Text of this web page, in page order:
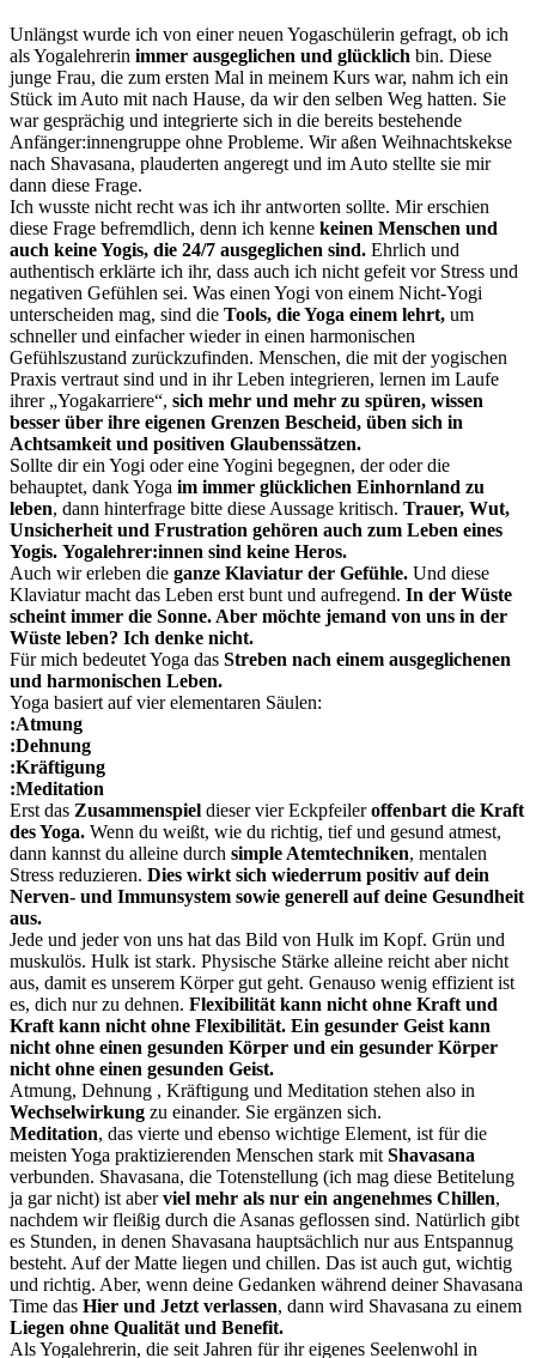
Unlängst wurde ich von einer neuen Yogaschülerin gefragt, ob ich
als Yogalehrerin immer ausgeglichen und glücklich bin. Diese
junge Frau, die zum ersten Mal in meinem Kurs war, nahm ich ein
Stück im Auto mit nach Hause, da wir den selben Weg hatten. Sie
war gesprächig und integrierte sich in die bereits bestehende
Anfänger:innengruppe ohne Probleme. Wir aßen Weihnachtskekse
nach Shavasana, plauderten angeregt und im Auto stellte sie mir
dann diese Frage.
Ich wusste nicht recht was ich ihr antworten sollte. Mir erschien
diese Frage befremdlich, denn ich kenne keinen Menschen und
auch keine Yogis, die 24/7 ausgeglichen sind. Ehrlich und
authentisch erklärte ich ihr, dass auch ich nicht gefeit vor Stress und
negativen Gefühlen sei. Was einen Yogi von einem Nicht-Yogi
unterscheiden mag, sind die Tools, die Yoga einem lehrt, um
schneller und einfacher wieder in einen harmonischen
Gefühlszustand zurückzufinden. Menschen, die mit der yogischen
Praxis vertraut sind und in ihr Leben integrieren, lernen im Laufe
ihrer „Yogakarriere“, sich mehr und mehr zu spüren, wissen
besser über ihre eigenen Grenzen Bescheid, üben sich in
Achtsamkeit und positiven Glaubenssätzen.
Sollte dir ein Yogi oder eine Yogini begegnen, der oder die
behauptet, dank Yoga im immer glücklichen Einhornland zu
leben, dann hinterfrage bitte diese Aussage kritisch. Trauer, Wut,
Unsicherheit und Frustration gehören auch zum Leben eines
Yogis. Yogalehrer:innen sind keine Heros.
Auch wir erleben die ganze Klaviatur der Gefühle. Und diese
Klaviatur macht das Leben erst bunt und aufregend. In der Wüste
scheint immer die Sonne. Aber möchte jemand von uns in der
Wüste leben? Ich denke nicht.
Für mich bedeutet Yoga das Streben nach einem ausgeglichenen
und harmonischen Leben.
Yoga basiert auf vier elementaren Säulen:
:Atmung
:Dehnung
:Kräftigung
:Meditation
Erst das Zusammenspiel dieser vier Eckpfeileroffenbart die Kraft
des Yoga. Wenn du weißt, wie du richtig, tief und gesund atmest,
dann kannst du alleine durch simple Atemtechniken, mentalen
Stress reduzieren. Dies wirkt sich wiederrum positiv auf dein
Nerven- und Immunsystem sowie generell auf deine Gesundheit
aus.
Jede und jeder von uns hat das Bild von Hulk im Kopf. Grün und
muskulös. Hulk ist stark. Physische Stärke alleine reicht aber nicht
aus, damit es unserem Körper gut geht. Genauso wenig effizient ist
es, dich nur zu dehnen. Flexibilität kann nicht ohne Kraft und
Kraft kann nicht ohne Flexibilität. Ein gesunder Geist kann
nicht ohne einen gesunden Körper und ein gesunder Körper
nicht ohne einen gesunden Geist.
Atmung, Dehnung , Kräftigung und Meditation stehen also in
Wechselwirkung zu einander. Sie ergänzen sich.
Meditation, das vierte und ebenso wichtige Element, ist für die
meisten Yoga praktizierenden Menschen stark mit Shavasana
verbunden. Shavasana, die Totenstellung (ich mag diese Betitelung
ja gar nicht) ist aberviel mehr als nur ein angenehmes Chillen,
nachdem wir fleißig durch die Asanas geflossen sind. Natürlich gibt
es Stunden, in denen Shavasana hauptsächlich nur aus Entspannug
besteht. Auf der Matte liegen und chillen. Das ist auch gut, wichtig
und richtig. Aber, wenn deine Gedanken während deiner Shavasana
Time das Hier und Jetzt verlassen, dann wird Shavasana zu einem
Liegen ohne Qualität und Benefit.
Als Yogalehrerin, die seit Jahren für ihr eigenes Seelenwohl in